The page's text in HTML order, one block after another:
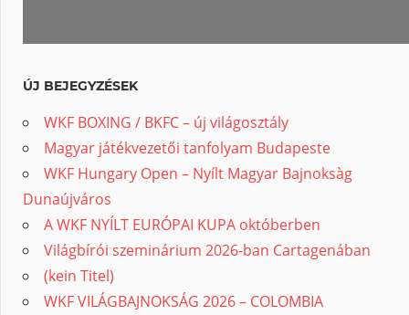
ÚJ BEJEGYZÉSEK
WKF BOXING / BKFC – új világosztály
Magyar játékvezetői tanfolyam Budapeste
WKF Hungary Open – Nyílt Magyar Bajnoksàg
Dunaújváros
A WKF NYÍLT EURÓPAI KUPA októberben
Világbírói szeminárium 2026-ban Cartagenában
(kein Titel)
WKF VILÁGBAJNOKSÁG 2026 – COLOMBIA